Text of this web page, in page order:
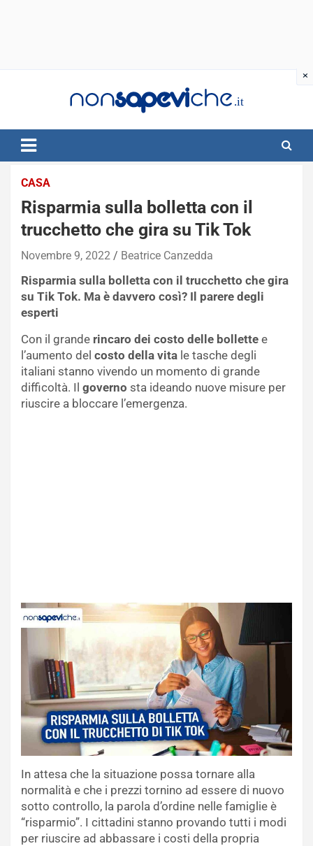
CASA
Risparmia sulla bolletta con il
trucchetto che gira su Tik Tok
Novembre 9, 2022 Beatrice Canzedda
Risparmia sulla bolletta con il trucchetto che gira
su Tik Tok. Ma è davvero così? Il parere degli
esperti
Con il grande rincaro dei costo delle bollette e
l’aumento del costo della vita le tasche degli
italiani stanno vivendo un momento di grande
difficoltà. Il governo sta ideando nuove misure per
riuscire a bloccare l’emergenza.
In attesa che la situazione possa tornare alla
normalità e che i prezzi tornino ad essere di nuovo
sotto controllo, la parola d’ordine nelle famiglie è
“risparmio”. I cittadini stanno provando tutti i modi
per riuscire ad abbassare i costi della propria